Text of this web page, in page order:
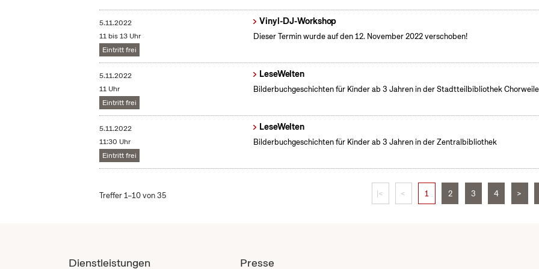
5.11.2022
11 bis 13 Uhr
Eintritt frei
Vinyl-DJ-Workshop
Dieser Termin wurde auf den 12. November 2022 verschoben!
5.11.2022
11 Uhr
Eintritt frei
LeseWelten
Bilderbuchgeschichten für Kinder ab 3 Jahren in der Stadtteilbibliothek
5.11.2022
11:30 Uhr
Eintritt frei
LeseWelten
Bilderbuchgeschichten für Kinder ab 3 Jahren in der Zentralbibliothek
Treffer 1–10 von 35 |< < 1 2 3 4 >
Dienstleistungen Presse